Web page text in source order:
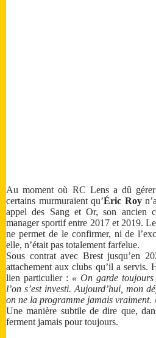
Au moment où RC Lens a dû
certains murmuraient qu’Éric Roy
appel des Sang et Or, son ancien
manager sportif entre 2017 et 2019.
ne permet de le confirmer, ni de
elle, n’était pas totalement farfelue.
Sous contrat avec Brest jusqu’en
attachement aux clubs qu’il a servis.
lien particulier : « On garde toujours
l’on s’est investi. Aujourd’hui, mon
on ne la programme jamais vraiment.
Une manière subtile de dire que,
ferment jamais pour toujours.